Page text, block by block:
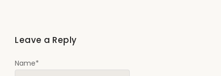
Leave a Reply
Name*